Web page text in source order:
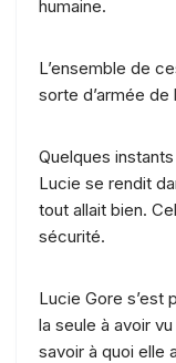
humaine.
L’ensemble de
sorte d’armée de
Quelques
Lucie se rendit
tout allait bien.
sécurité.
Lucie Gore s’est
la seule à avoir
savoir à quoi elle